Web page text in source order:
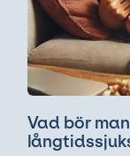
Vad bör